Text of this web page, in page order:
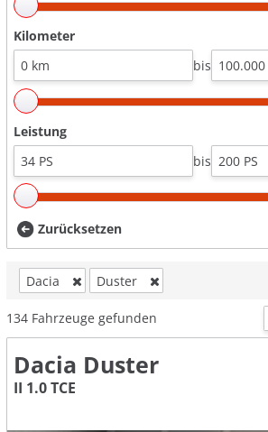
Kilometer
bis
Leistung
bis
Zurücksetzen
Dacia Duster
134 Fahrzeuge gefunden
Dacia Duster
II 1.0 TCE